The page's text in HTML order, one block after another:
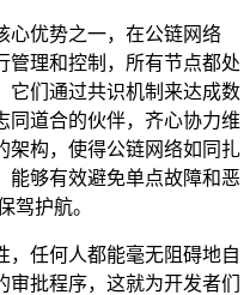
心优势之一，在公链网络
管理和控制，所有节点都处
它们通过共识机制来达成数
同道合的伙伴，齐心协力维
架构，使得公链网络如同扎
能够有效避免单点故障和恶
驾护航。
，任何人都能毫无阻碍地自
批程序，这就为开发者们